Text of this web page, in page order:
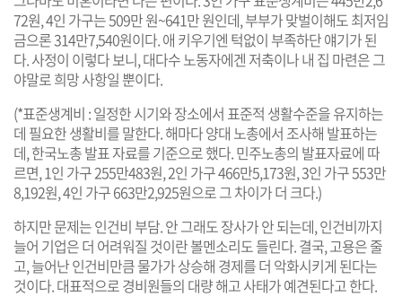
72원, 4인 가구는 509만 원~641만 원인데, 부부가 맞벌이해도 최저임
금으론 314만7,540원이다. 애 키우기엔 턱없이 부족하단 얘기가 된
다. 사정이 이렇다 보니, 대다수 노동자에겐 저축이나 내 집 마련은 그
야말로 희망 사항일 뿐이다.
(*표준생계비 : 일정한 시기와 장소에서 표준적 생활수준을 유지하는
데 필요한 생활비를 말한다. 해마다 양대 노총에서 조사해 발표하는
데, 한국노총 발표 자료를 기준으로 했다. 민주노총의 발표자료에 따
르면, 1인 가구 255만483원, 2인 가구 466만5,173원, 3인 가구 553만
8,192원, 4인 가구 663만2,925원으로 그 차이가 더 크다.)
하지만 문제는 인건비 부담. 안 그래도 장사가 안 되는데, 인건비까지
늘어 기업은 더 어려워질 것이란 볼멘소리도 들린다. 결국, 고용은 줄
고, 늘어난 인건비만큼 물가가 상승해 경제를 더 악화시키게 된다는
것이다. 대표적으로 경비원들의 대량 해고 사태가 예견된다고 한다.